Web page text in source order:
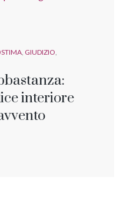
GIUDIZIO
interiore